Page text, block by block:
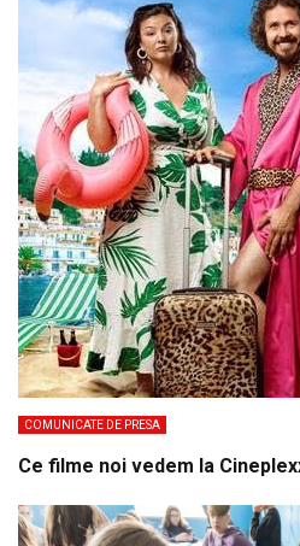
COMUNICATE DE PRESA
Ce filme noi vedem la